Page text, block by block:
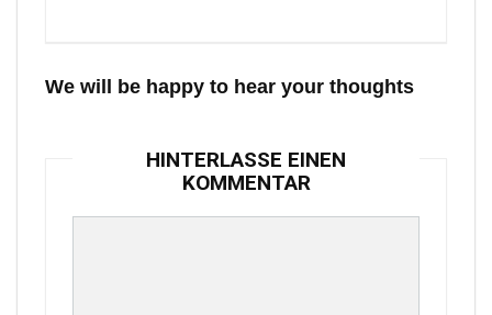
We will be happy to hear your thoughts
HINTERLASSE EINEN
KOMMENTAR